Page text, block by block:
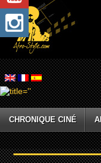
CHRONIQUE CINÉ